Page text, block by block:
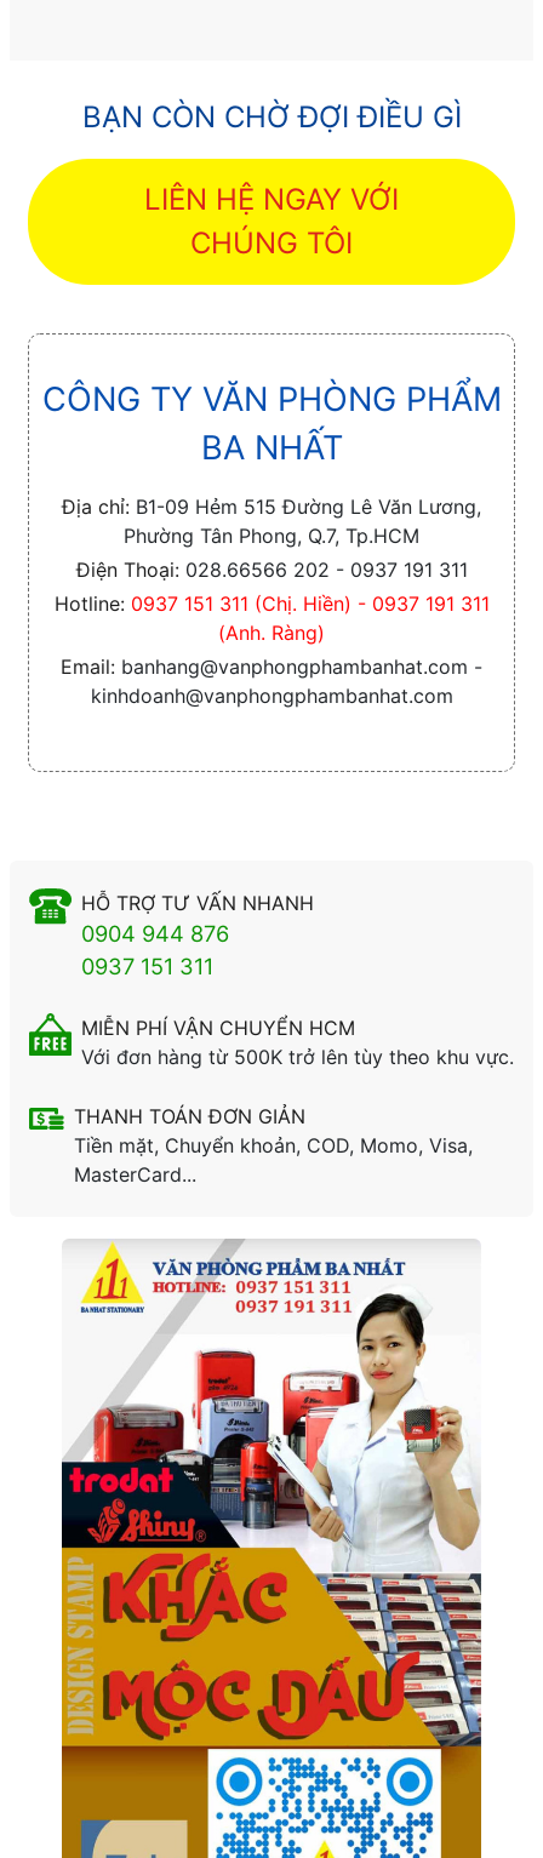
BẠN CÒN CHỜ ĐỢI ĐIỀU GÌ
LIÊN HỆ NGAY VỚI
CHÚNG TÔI
CÔNG TY VĂN PHÒNG PHẨM
BA NHẤT
Địa chỉ: B1-09 Hẻm 515 Đường Lê Văn Lương,
Phường Tân Phong, Q.7, Tp.HCM
Điện Thoại: 028.66566 202 - 0937 191 311
Hotline: 0937 151 311 (Chị. Hiền) - 0937 191 311
(Anh. Ràng)
Email: banhang@vanphongphambanhat.com -
kinhdoanh@vanphongphambanhat.com
HỖ TRỢ TƯ VẤN NHANH
0904 944 876
0937 151 311
MIỄN PHÍ VẬN CHUYỂN HCM
Với đơn hàng từ 500K trở lên tùy theo khu vực.
THANH TOÁN ĐƠN GIẢN
Tiền mặt, Chuyển khoản, COD, Momo, Visa,
MasterCard...